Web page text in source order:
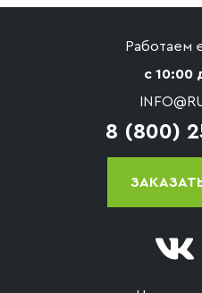
Работаем
с 10:00
8 (800)